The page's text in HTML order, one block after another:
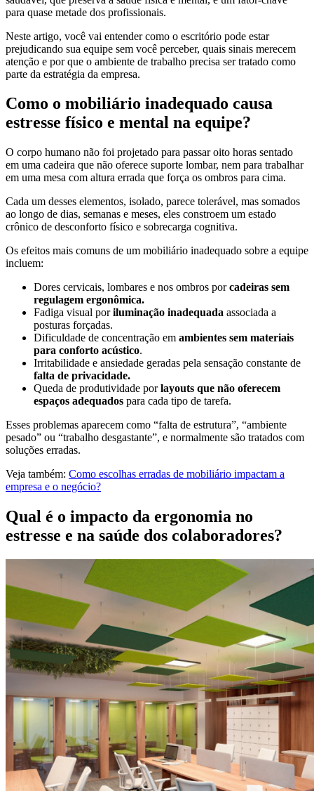
para quase metade dos profissionais.
Neste artigo, você vai entender como o escritório pode estar
prejudicando sua equipe sem você perceber, quais sinais merecem
atenção e por que o ambiente de trabalho precisa ser tratado como
parte da estratégia da empresa.
Como o mobiliário inadequado causa
estresse físico e mental na equipe?
O corpo humano não foi projetado para passar oito horas sentado
em uma cadeira que não oferece suporte lombar, nem para trabalhar
em uma mesa com altura errada que força os ombros para cima.
Cada um desses elementos, isolado, parece tolerável, mas somados
ao longo de dias, semanas e meses, eles constroem um estado
crônico de desconforto físico e sobrecarga cognitiva.
Os efeitos mais comuns de um mobiliário inadequado sobre a equipe
incluem:
Dores cervicais, lombares e nos ombros porcadeiras sem
regulagem ergonômica.
Fadiga visual poriluminação inadequada associada a
posturas forçadas.
Dificuldade de concentração em ambientes sem materiais
para conforto acústico.
Irritabilidade e ansiedade geradas pela sensação constante de
falta de privacidade.
Queda de produtividade porlayouts que não oferecem
espaços adequados para cada tipo de tarefa.
Esses problemas aparecem como “falta de estrutura”, “ambiente
pesado” ou “trabalho desgastante”, e normalmente são tratados com
soluções erradas.
Veja também: Como escolhas erradas de mobiliário impactam a
empresa e o negócio?
Qual é o impacto da ergonomia no
estresse e na saúde dos colaboradores?